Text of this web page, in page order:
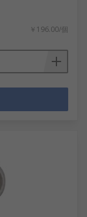
￥196.00/個